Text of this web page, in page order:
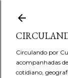
Circulando por
acompanhadas
cotidiano,